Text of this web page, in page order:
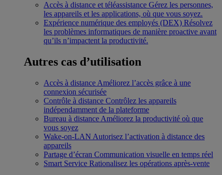
Accès à distance et téléassistance Gérez les personnes,
les appareils et les applications, où que vous soyez.
Expérience numérique des employés (DEX) Résolvez
les problèmes informatiques de manière proactive avant
qu’ils n’impactent la productivité.
Autres cas d’utilisation
Accès à distance Améliorez l’accès grâce à une
connexion sécurisée
Contrôle à distance Contrôlez les appareils
indépendamment de la plateforme
Bureau à distance Améliorez la productivité où que
vous soyez
Wake-on-LAN Autorisez l’activation à distance des
appareils
Partage d’écran Communication visuelle en temps réel
Smart Service Rationalisez les opérations après-vente